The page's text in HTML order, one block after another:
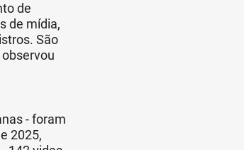
de
de mídia,
São
- foram
2025,